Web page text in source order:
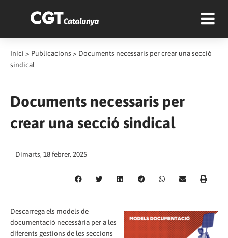
Inici > Publicacions > Documents necessaris per crear una secció
sindical
Documents necessaris per
crear una secció sindical
Dimarts, 18 febrer, 2025
Descarrega els models de
documentació necessària per a les
diferents gestions de les seccions